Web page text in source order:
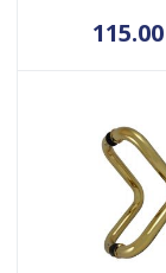
115.00